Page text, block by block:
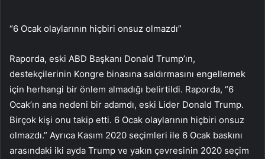
“6 Ocak olaylarının hiçbiri onsuz olmazdı”
Raporda, eski ABD Başkanı Donald Trump’ın,
destekçilerinin Kongre binasına saldırmasını engellemek
için herhangi bir önlem almadığı belirtildi. Raporda, “6
Ocak’ın ana nedeni bir adamdı, eski Lider Donald Trump.
Birçok kişi onu takip etti. 6 Ocak olaylarının hiçbiri onsuz
olmazdı.” Ayrıca Kasım 2020 seçimleri ile 6 Ocak baskını
arasındaki iki ayda Trump ve yakın çevresinin 2020 seçim